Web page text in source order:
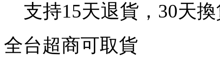
支持15天退貨，30天
全台超商可取貨